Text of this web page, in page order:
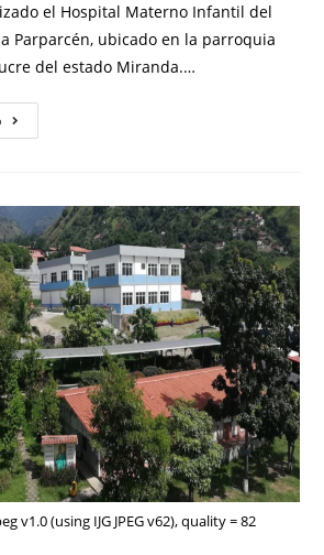
el Hospital Materno Infantil del
Parparcén, ubicado en la parroquia
del estado Miranda.…
v1.0 (using IJG JPEG v62), quality = 82